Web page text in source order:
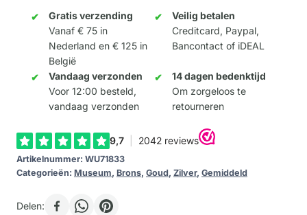
Gratis verzending
Vanaf € 75 in
Nederland en € 125 in
België
Veilig betalen
Creditcard, Paypal,
Bancontact of iDEAL
Vandaag verzonden
Voor 12:00 besteld,
vandaag verzonden
14 dagen bedenktijd
Om zorgeloos te
retourneren
Artikelnummer: WU71833
Categorieën: Museum, Brons, Goud, Zilver, Gemiddeld
Delen: